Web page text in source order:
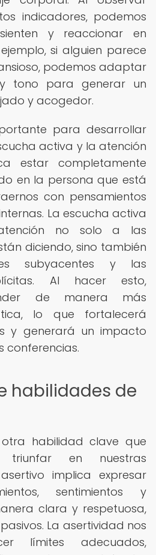
indicadores, podemos
y reaccionar en
si alguien parece
podemos adaptar
tono para generar un
y acogedor.
para desarrollar
activa y la atención
estar completamente
en la persona que está
con pensamientos
La escucha activa
no solo a las
diciendo, sino también
subyacentes y las
Al hacer esto,
de manera más
lo que fortalecerá
y generará un impacto
conferencias.
habilidades de
habilidad clave que
en nuestras
implica expresar
sentimientos y
clara y respetuosa,
La asertividad nos
límites adecuados,